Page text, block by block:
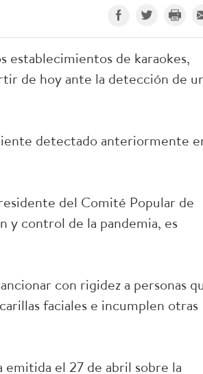
establecimientos de karaokes,
de hoy ante la detección de
detectado anteriormente
del Comité Popular de
y control de la pandemia, es
con rigidez a personas
faciales e incumplen otras
el 27 de abril sobre la